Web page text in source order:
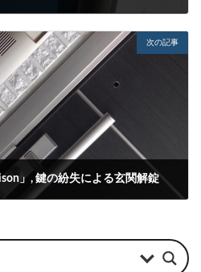
次の記事
」, 鍵の紛失による玄関解錠